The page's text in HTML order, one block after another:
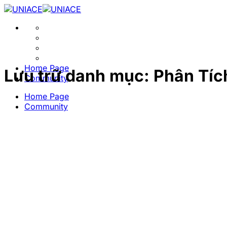
Bỏ
Home Page
Community
Home Page
Community
Lưu trữ danh mục: Phân